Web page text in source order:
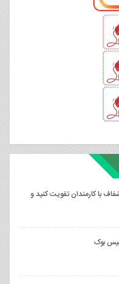
شفاف با کارمندان تقویت کنید و